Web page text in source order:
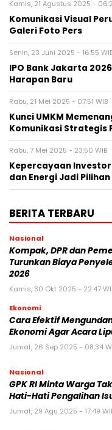
Kamis, 21 Agustus 2025 -
Komunikasi Visual
Galeri Foto Pers
Senin, 23 Juni 2025 - 16:55
IPO Bank Jakarta
Harapan Baru
Rabu, 21 Mei 2025 - 07:51 WIB
Kunci UMKM
Komunikasi Strategis
Rabu, 7 Mei 2025 - 23:50 WIB
Kepercayaan
dan Energi Jadi
BERITA TERBARU
Nasional
Kompak, DPR dan
Turunkan Biaya
2026
Kamis, 30 Okt 2025 - 22:47
Ekonomi
Cara Efektif
Ekonomi Agar Acara
Jumat, 26 Sep 2025 - 08:34
Nasional
GPK RI Minta Warga
Hati-Hati Pengalihan
Jumat, 29 Agu 2025 - 17:49